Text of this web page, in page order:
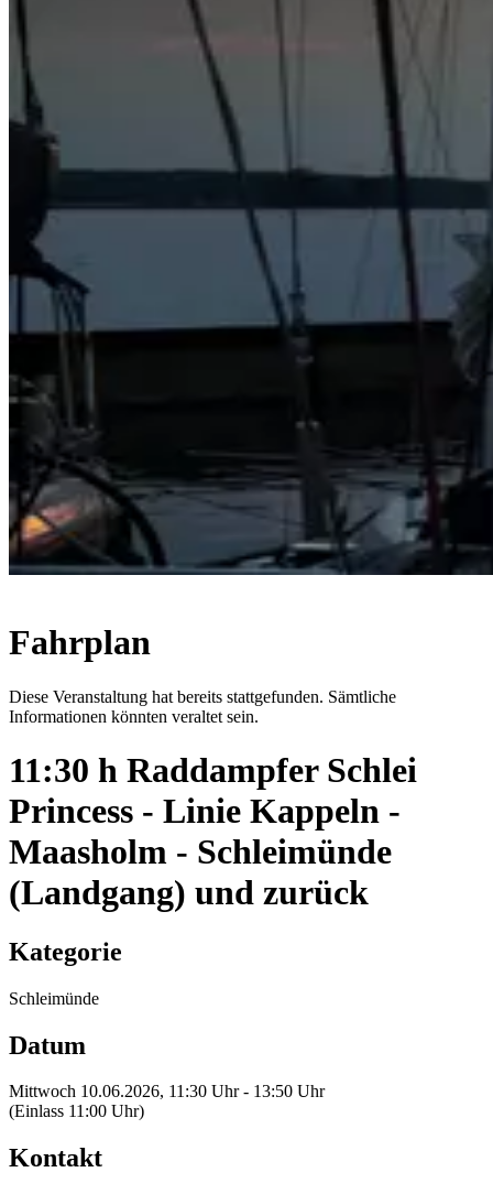
Fahrplan
Diese Veranstaltung hat bereits stattgefunden. Sämtliche
Informationen könnten veraltet sein.
11:30 h Raddampfer Schlei
Princess - Linie Kappeln -
Maasholm - Schleimünde
(Landgang) und zurück
Kategorie
Schleimünde
Datum
Mittwoch 10.06.2026, 11:30 Uhr - 13:50 Uhr
(Einlass 11:00 Uhr)
Kontakt